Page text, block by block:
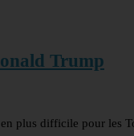
Trump
plus difficile pour les